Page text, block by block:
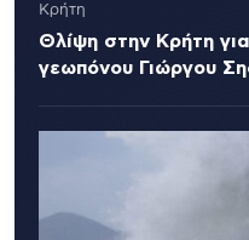
Κρήτη
Θλίψη στην Κρήτη
γεωπόνου Γιώργου